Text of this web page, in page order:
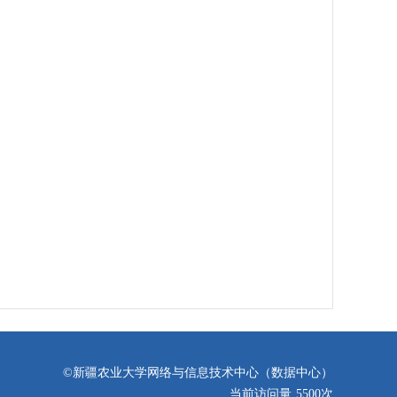
©新疆农业大学网络与信息技术中心（数据中心）
当前访问量 5500次